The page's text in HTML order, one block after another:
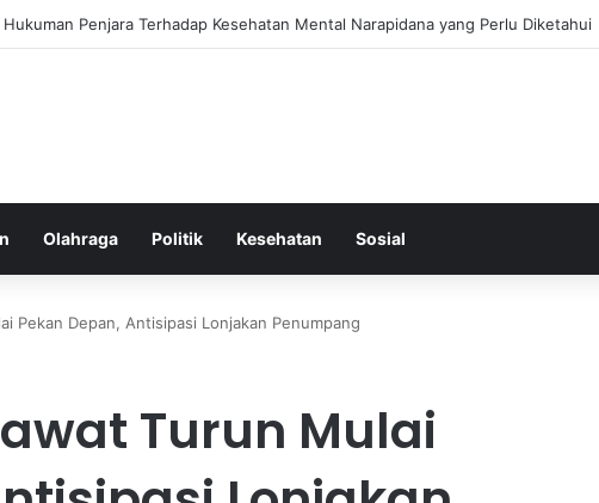
Fitness Ringkas untuk Memastikan Aktivitas Fisik Anda Tetap Konsisten
Olahraga Politik Kesehatan Sosial
Pekan Depan, Antisipasi Lonjakan Penumpang
Turun Mulai